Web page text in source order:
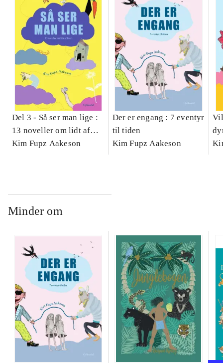
Del 3 - Så ser man lige :
13 noveller om lidt af
hvert
Kim Fupz Aakeson
Der er engang : 7 eventyr
til tiden
Kim Fupz Aakeson
Minder om